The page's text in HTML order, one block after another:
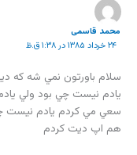
محمد قاسمی
۲۴ خرداد ۱۳۸۵ در ۱:۳۸ ق.ظ
سلام باورتون نمي شه که
يادم نيست چي بود ولي
سعي مي کردم يادم نيست
هم اپ ديت کردم